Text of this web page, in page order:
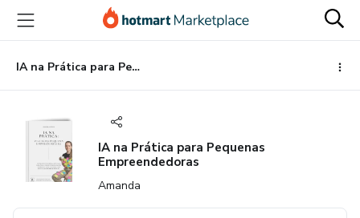
para
conteúdo
principal
para
pagamento
para
rodapé
IA na Prática para Pequenas Empreendedoras
IA na Prática para Pequenas
Empreendedoras
Amanda